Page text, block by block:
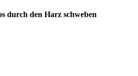
durch den Harz schweben